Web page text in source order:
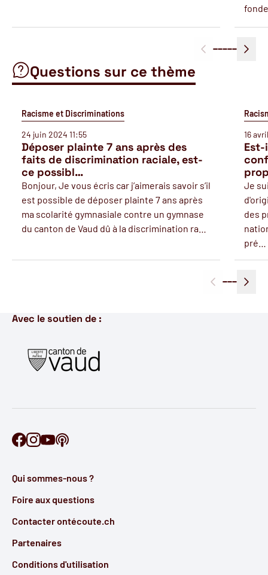
Questions sur ce thème
Racisme et Discriminations
24 juin 2024 11:55
Déposer plainte 7 ans après des
faits de discrimination raciale, est-
ce possibl…
Bonjour, Je vous écris car j’aimerais savoir s’il
est possible de déposer plainte 7 ans après
ma scolarité gymnasiale contre un gymnase
du canton de Vaud dû à la discrimination ra…
16
Je
des
pré…
Avec le soutien de :
Retrouve Ontécoute sur Facebook
Retrouve Ontécoute sur Instagram
Retrouve Ontécoute sur YouTube
Qui sommes-nous ?
Foire aux questions
Contacter ontécoute.ch
Partenaires
Conditions d'utilisation